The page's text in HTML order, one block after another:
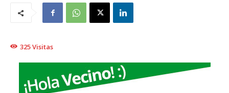
325Visitas